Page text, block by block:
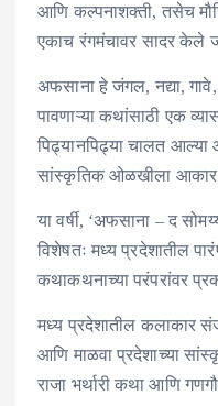
आणि कल्पनाशक्ती, तसेच
एकाच रंगमंचावर सादर केले
अफसाना हे जंगल, नद्या,
पावणाऱ्या कथांसाठी एक
पिढ्यानपिढ्या चालत
सांस्कृतिक ओळखीला
या वर्षी, ‘अफसाना – द
विशेषतः मध्य प्रदेशातील
कथाकथनाच्या परंपरांवर
मध्य प्रदेशातील कलाकार
आणि माळवा प्रदेशाच्या
राजा भर्थारी कथा आणि